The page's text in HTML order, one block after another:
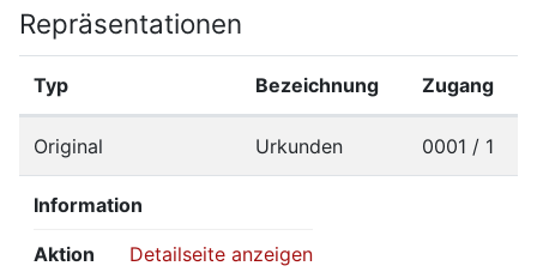
Repräsentationen
Typ Bezeichnung Zugang
Original Urkunden 0001 / 1
Information
Aktion Detailseite anzeigen